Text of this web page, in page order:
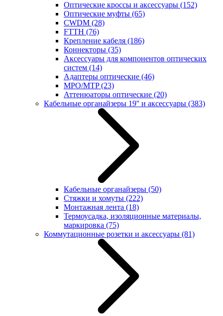
Оптические кроссы и аксессуары (152)
Оптические муфты (65)
CWDM (28)
FTTH (76)
Крепление кабеля (186)
Коннекторы (35)
Аксессуары для компонентов оптических
систем (14)
Адаптеры оптические (46)
MPO/MTP(23)
Аттенюаторы оптические (20)
Кабельные органайзеры 19'' и аксессуары (383)
Кабельные органайзеры (50)
Стяжки и хомуты (222)
Монтажная лента (18)
Термоусадка, изоляционные материалы,
маркировка (75)
Коммутационные розетки и аксессуары (81)